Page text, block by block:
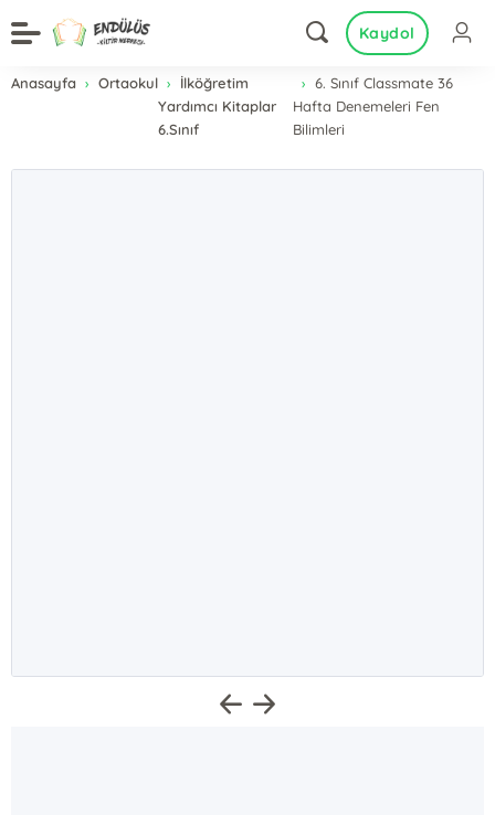
Kaydol
Anasayfa Ortaokul
İlköğretim
Yardımcı Kitaplar
6.Sınıf
6. Sınıf Classmate 36
Hafta Denemeleri Fen
Bilimleri